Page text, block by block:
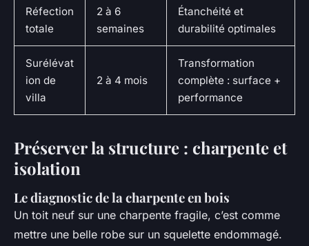
Réfection
totale
2 à 6
semaines
Étanchéité et
durabilité optimales
Surélévat
ion de
villa
2 à 4 mois
Transformation
complète : surface +
performance
Préserver la structure : charpente et
isolation
Le diagnostic de la charpente en bois
Un toit neuf sur une charpente fragile, c’est comme
mettre une belle robe sur un squelette endommagé.